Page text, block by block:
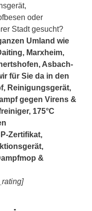
oder
Stadt gesucht?
Umland wie
Marxheim,
Asbach-
für Sie da in den
Reinigungsgerät,
gegen Virens &
175°C
Zertifikat,
&